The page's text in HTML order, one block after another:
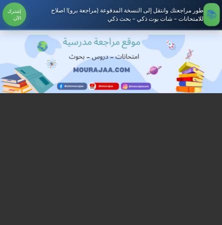
طور مراجعتك وانتقل إلى النسخة المدفوعة (مراجعة برو)! اصلاح
للامتحانات – شات بوت ذكي – بحث ذكي
إشترك
الآن